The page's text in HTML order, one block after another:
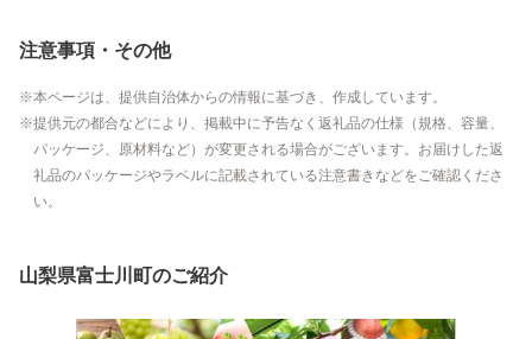
注意事項・その他
本ページは、提供自治体からの情報に基づき、作成しています。
提供元の都合などにより、掲載中に予告なく返礼品の仕様（規格、容量、
パッケージ、原材料など）が変更される場合がございます。お届けした返
礼品のパッケージやラベルに記載されている注意書きなどをご確認くださ
い。
山梨県富士川町のご紹介